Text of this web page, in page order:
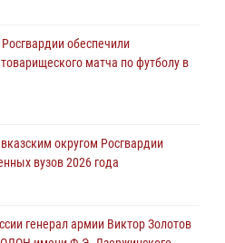
по Республике Калмыкия
помощь медикам и девушке с
обеспечили
матча по футболу в
округом Росгвардии
вузов 2026 года
генерал армии Виктор Золотов